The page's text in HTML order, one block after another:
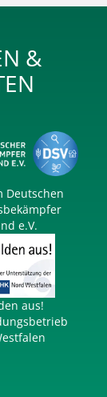
&
Deutschen
e.V.
aus!